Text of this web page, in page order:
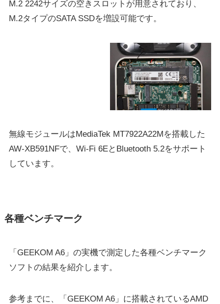
M.2 2242サイズの空きスロットが用意されており、
M.2タイプのSATA SSDを増設可能です。
無線モジュールはMediaTek MT7922A22Mを搭載した
AW-XB591NFで、Wi-Fi 6EとBluetooth 5.2をサポート
しています。
各種ベンチマーク
「GEEKOM A6」の実機で測定した各種ベンチマーク
ソフトの結果を紹介します。
参考までに、「GEEKOM A6」に搭載されているAMD